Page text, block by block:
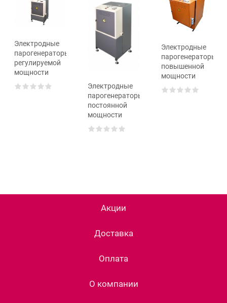
Электродные
парогенераторы
регулируемой
мощности
Электродные
парогенераторы
постоянной
мощности
Электродные
парогенераторы
повышенной
мощности
Акции
Доставка
Оплата
О компании